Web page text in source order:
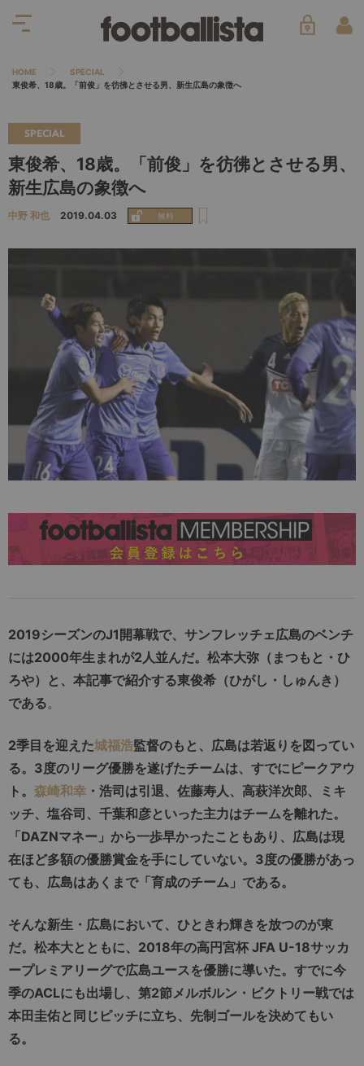
HOME
SPECIAL
東俊希、18歳。「前俊」を彷彿とさせる男、新生広島の象徴へ
SPECIAL
東俊希、18歳。「前俊」を彷彿とさせる男、
新生広島の象徴へ
中野 和也 2019.04.03
2019シーズンのJ1開幕戦で、サンフレッチェ広島のベンチ
には2000年生まれが2人並んだ。松本大弥（まつもと・ひ
ろや）と、本記事で紹介する東俊希（ひがし・しゅんき）
である。
2季目を迎えた城福浩監督のもと、広島は若返りを図ってい
る。3度のリーグ優勝を遂げたチームは、すでにピークアウ
ト。 森崎和幸 ・浩司は引退、佐藤寿人、高萩洋次郎、ミキ
ッチ、塩谷司、千葉和彦といった主力はチームを離れた。
「DAZNマネー」から一歩早かったこともあり、広島は現
在ほど多額の優勝賞金を手にしていない。3度の優勝があっ
ても、広島はあくまで「育成のチーム」である。
そんな新生・広島において、ひときわ輝きを放つのが東
だ。松本大とともに、2018年の高円宮杯 JFA U-18サッカ
ープレミアリーグで広島ユースを優勝に導いた。すでに今
季のACLにも出場し、第2節メルボルン・ビクトリー戦では
本田圭佑と同じピッチに立ち、先制ゴールを決めてもい
る。